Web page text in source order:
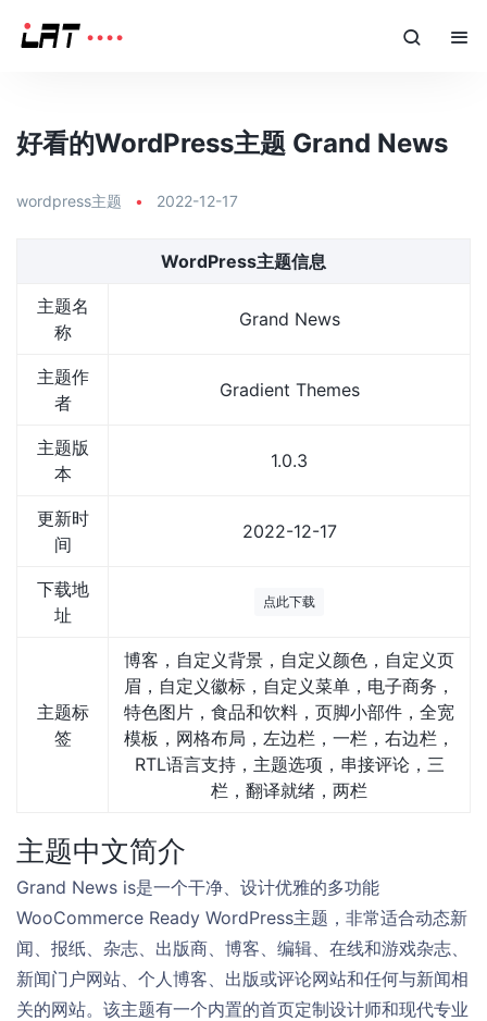
好看的WordPress主题 Grand News
wordpress主题 • 2022-12-17
WordPress主题信息
主题名
称
Grand News
主题作
者
Gradient Themes
主题版
本
1.0.3
更新时
间
2022-12-17
下载地
址
点此下载
主题标
签
博客，自定义背景，自定义颜色，自定义页
眉，自定义徽标，自定义菜单，电子商务，
特色图片，食品和饮料，页脚小部件，全宽
模板，网格布局，左边栏，一栏，右边栏，
RTL语言支持，主题选项，串接评论，三
栏，翻译就绪，两栏
主题中文简介
Grand News is是一个干净、设计优雅的多功能
WooCommerce Ready WordPress主题，非常适合动态新
闻、报纸、杂志、出版商、博客、编辑、在线和游戏杂志、
新闻门户网站、个人博客、出版或评论网站和任何与新闻相
关的网站。该主题有一个内置的首页定制设计师和现代专业